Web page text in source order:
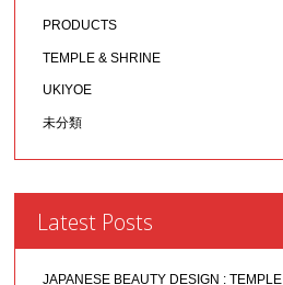
PRODUCTS
TEMPLE & SHRINE
UKIYOE
未分類
Latest Posts
JAPANESE BEAUTY DESIGN : TEMPLE